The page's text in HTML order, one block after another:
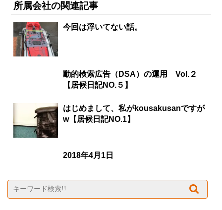
所属会社の関連記事
今回は浮いてない話。
動的検索広告（DSA）の運用 Vol.２
【居候日記NO.５】
はじめまして、私がkousakusanですが
w【居候日記NO.1】
2018年4月1日